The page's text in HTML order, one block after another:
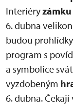
Interiéryzámku
6. dubna
budou
program s
a symbolice
vyzdobeným
6. dubna.